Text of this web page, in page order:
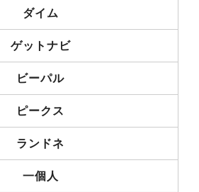
ダイム
ゲットナビ
ビーパル
ピークス
ランドネ
一個人